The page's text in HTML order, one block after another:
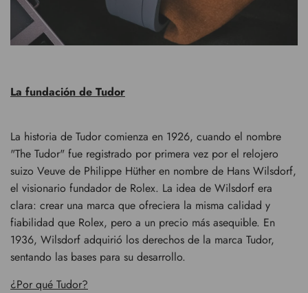
La fundación de Tudor
La historia de Tudor comienza en 1926, cuando el nombre
"The Tudor" fue registrado por primera vez por el relojero
suizo Veuve de Philippe Hüther en nombre de Hans Wilsdorf,
el visionario fundador de Rolex. La idea de Wilsdorf era
clara: crear una marca que ofreciera la misma calidad y
fiabilidad que Rolex, pero a un precio más asequible. En
1936, Wilsdorf adquirió los derechos de la marca Tudor,
sentando las bases para su desarrollo.
¿Por qué Tudor?